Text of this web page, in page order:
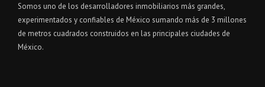
Somos uno de los desarrolladores inmobiliarios más grandes,
experimentados y confiables de México sumando más de 3 millones
de metros cuadrados construidos en las principales ciudades de
México.